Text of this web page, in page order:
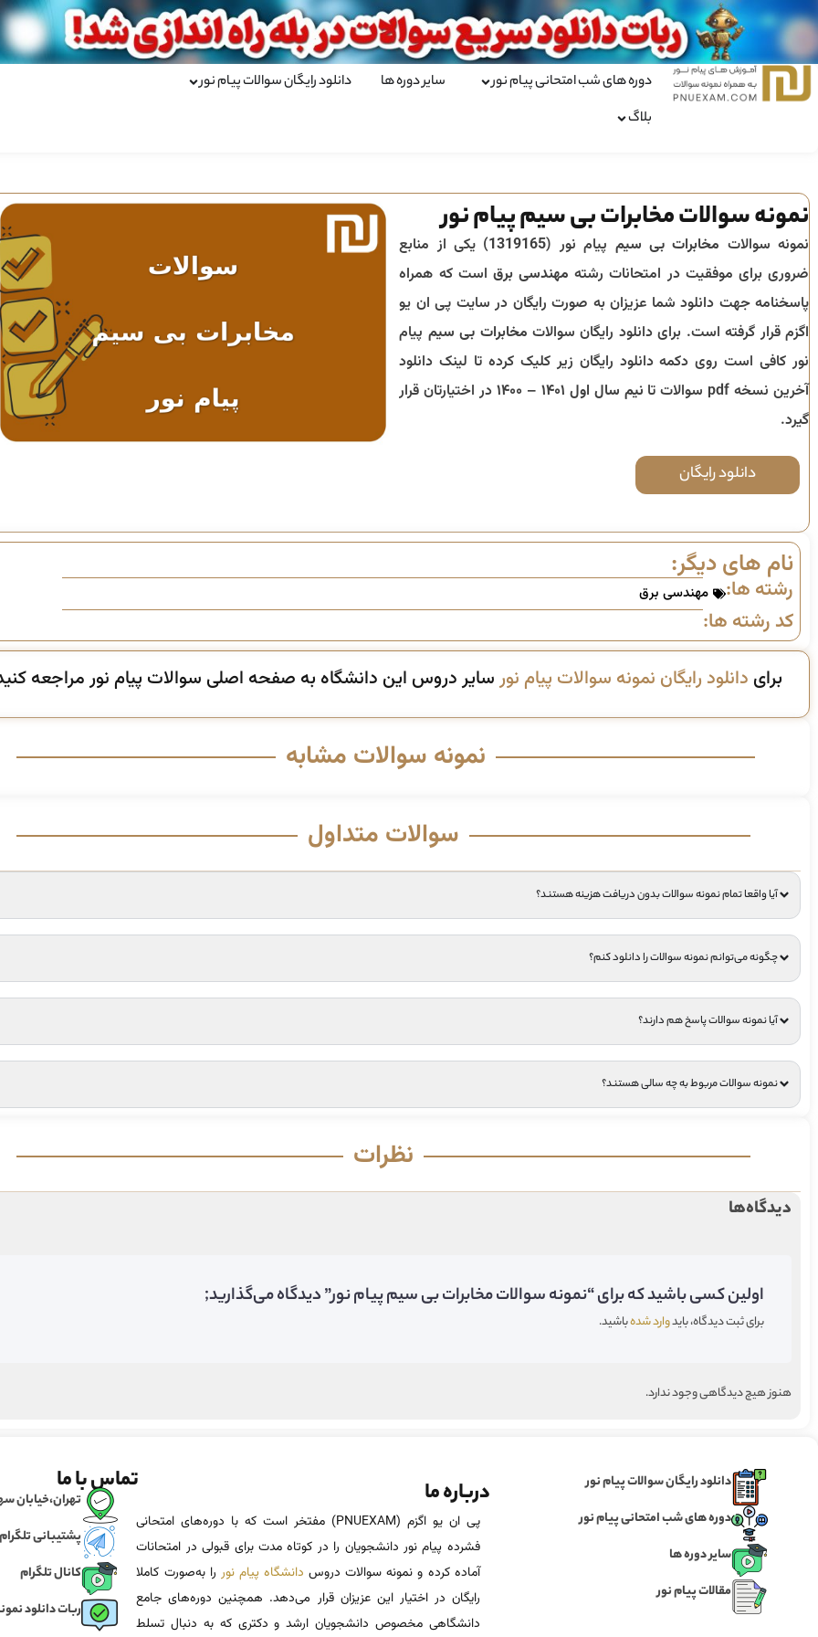
دوره های شب امتحانی پیام نور سایر دوره ها
دانلود رایگان سوالات پیام نور
بلاگ
نمونه سوالات مخابرات بی سیم پیام نور
نمونه سوالات مخابرات بی سیم پیام نور (1319165) یکی از منابع
ضروری برای موفقیت در امتحانات رشته مهندسی برق است که همراه
پاسخنامه جهت دانلود شما عزیزان به صورت رایگان در سایت پی ان یو
اگزم قرار گرفته است. برای دانلود رایگان سوالات مخابرات بی سیم پیام
نور کافی است روی دکمه دانلود رایگان زیر کلیک کرده تا لینک دانلود
آخرین نسخه pdf سوالات تا
نیم سال اول ۱۴۰۱ – ۱۴۰۰
در اختیارتان قرار
گیرد.
دانلود رایگان
نام های دیگر:
رشته ها: مهندسی برق
کد رشته ها:
برای دانلود رایگان نمونه سوالات پیام نورسایر دروس این دانشگاه به صفحه اصلی سوالات پیام نور مراجعه
نمونه سوالات مشابه
سوالات متداول
آیا واقعا تمام نمونه سوالات بدون دریافت هزینه هستند؟
چگونه می‌توانم نمونه سوالات را دانلود کنم؟
آیا نمونه سوالات پاسخ هم دارند؟
نمونه سوالات مربوط به چه سالی هستند؟
نظرات
دیدگاه‌ها
اولین کسی باشید که برای “نمونه سوالات مخابرات بی سیم پیام نور” دیدگاه می‌گذارید;
برای ثبت دیدگاه، بایدوارد شدهباشید.
هنوز هیچ دیدگاهی وجود ندارد.
دانلود رایگان سوالات پیام نور
دوره های شب امتحانی پیام نور
سایر دوره ها
مقالات پیام نور
درباره ما
پی ان یو اگزم (PNUEXAM) مفتخر است که با دوره‌های امتحانی
فشرده پیام نور دانشجویان را در کوتاه مدت برای قبولی در امتحانات
آماده‌ کرده و نمونه سوالات دروس دانشگاه پیام نور را به‌صورت کاملا
رایگان در اختیار این عزیزان قرار می‌دهد. همچنین دوره‌های جامع
دانشگاهی مخصوص دانشجویان ارشد و دکتری که به دنبال تسلط
تماس با ما
تهران،خیابان
پشتیبانی تلگرام
کانال تلگرام
ربات دانلود